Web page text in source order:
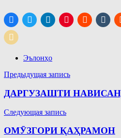
Эълонҳо
Навигация
по
записям
Предыдущая запись
ДАРГУЗАШТИ
Следующая запись
ОМӮЗГОРИ ҚАҲРАМОН